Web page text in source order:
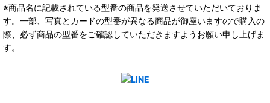
※商品名に記載されている型番の商品を発送させていただいておりま
す。一部、写真とカードの型番が異なる商品が御座いますので購入の
際、必ず商品の型番をご確認していただきますようお願い申し上げま
す。